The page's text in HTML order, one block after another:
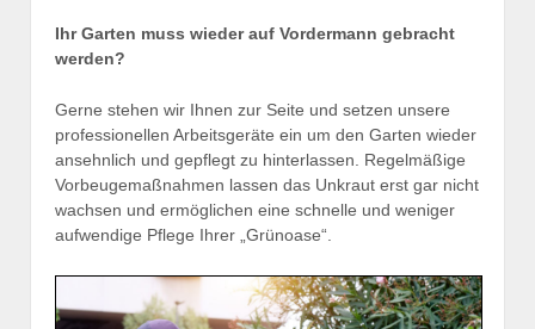
Ihr Garten muss wieder auf Vordermann gebracht
werden?
Gerne stehen wir Ihnen zur Seite und setzen unsere
professionellen Arbeitsgeräte ein um den Garten wieder
ansehnlich und gepflegt zu hinterlassen. Regelmäßige
Vorbeugemaßnahmen lassen das Unkraut erst gar nicht
wachsen und ermöglichen eine schnelle und weniger
aufwendige Pflege Ihrer „Grünoase“.